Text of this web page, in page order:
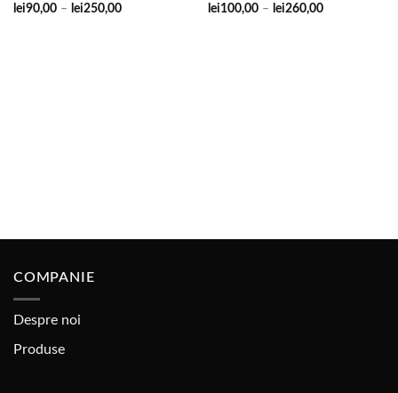
lei90,00 – lei250,00Interval
lei100,00 – lei260,00Interval
COMPANIE
Despre noi
Produse